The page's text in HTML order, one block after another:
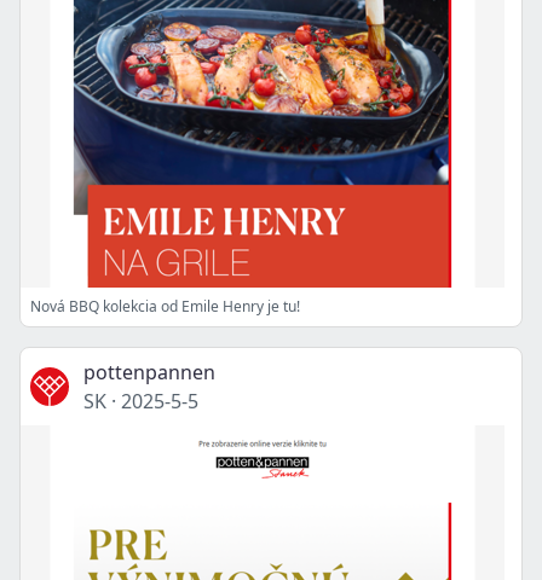
Nová BBQ kolekcia od Emile Henry je tu!
pottenpannen
SK · 2025-5-5